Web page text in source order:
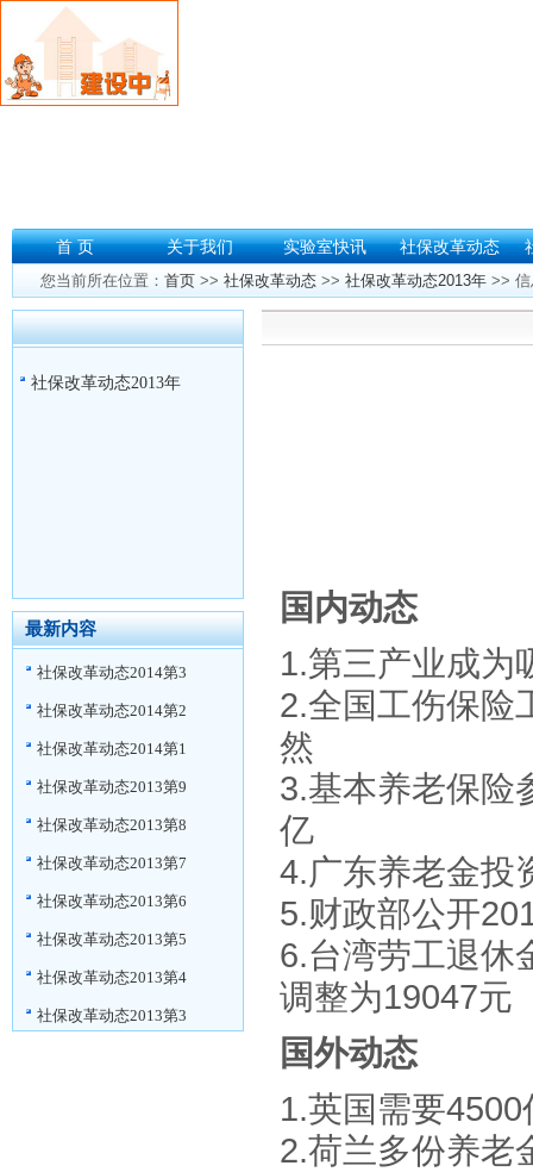
首 页 关于我们 实验室快讯 社保改革动态
您当前所在位置： 首页 >> 社保改革动态 >> 社保改革动态2013年 >>
社保改革动态2013年
最新内容
社保改革动态2014第3
社保改革动态2014第2
社保改革动态2014第1
社保改革动态2013第9
社保改革动态2013第8
社保改革动态2013第7
社保改革动态2013第6
社保改革动态2013第5
社保改革动态2013第4
社保改革动态2013第3
国内动态
1.第三产业成
2.全国工伤保险
然
3.基本养老保险
亿
4.广东养老金投
5.财政部公开
6.台湾劳工退休
调整为19047元
国外动态
1.英国需要
2.荷兰多份养老